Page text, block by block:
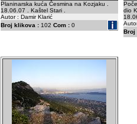
Planinarska kuća Česmina na Kozjaku .
18.06.07 . Kaštel Stari .
Autor : Damir Klarić
Broj klikova :102 Com :0
dio
Broj